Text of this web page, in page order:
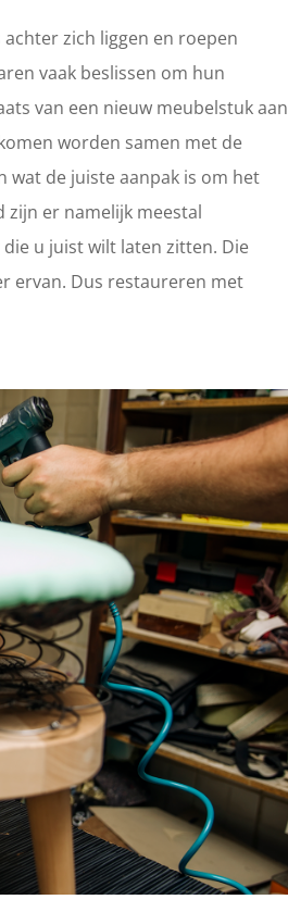
zich liggen en roepen
vaak beslissen om hun
van een nieuw meubelstuk aan
worden samen met de
wat de juiste aanpak is om het
er namelijk meestal
u juist wilt laten zitten. Die
ervan. Dus restaureren met